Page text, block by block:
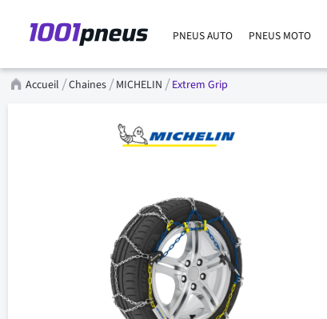
PNEUS AUTO PNEUS MOTO
Accueil Chaines MICHELIN Extrem Grip